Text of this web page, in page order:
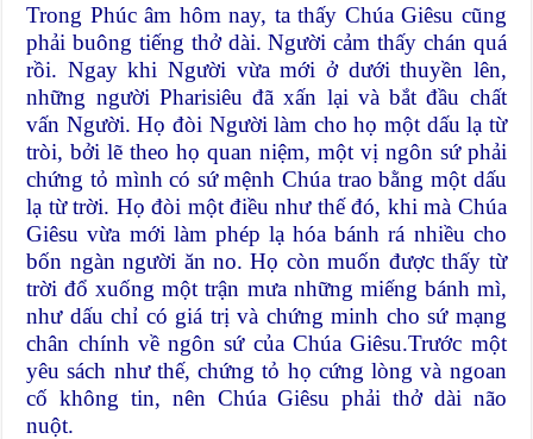
Trong Phúc âm hôm nay, ta thấy Chúa Giêsu cũng
phải buông tiếng thở dài. Người cảm thấy chán quá
rồi. Ngay khi Người vừa mới ở dưới thuyền lên,
những người Pharisiêu đã xấn lại và bắt đầu chất
vấn Người. Họ đòi Người làm cho họ một dấu lạ từ
tròi, bởi lẽ theo họ quan niệm, một vị ngôn sứ phải
chứng tỏ mình có sứ mệnh Chúa trao bằng một dấu
lạ từ trời. Họ đòi một điều như thế đó, khi mà Chúa
Giêsu vừa mới làm phép lạ hóa bánh rá nhiều cho
bốn ngàn người ăn no. Họ còn muốn được thấy từ
trời đổ xuống một trận mưa những miếng bánh mì,
như dấu chỉ có giá trị và chứng minh cho sứ mạng
chân chính về ngôn sứ của Chúa Giêsu.Trước một
yêu sách như thế, chứng tỏ họ cứng lòng và ngoan
cố không tin, nên Chúa Giêsu phải thở dài não
nuột.